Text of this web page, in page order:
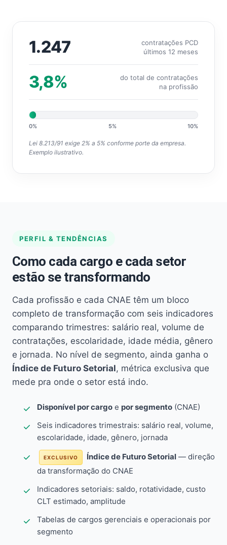
1.247
contratações PCD
últimos 12 meses
3,8%
do total de contratações
na profissão
0% 5% 10%
Lei 8.213/91 exige 2% a 5% conforme porte da empresa.
Exemplo ilustrativo.
PERFIL & TENDÊNCIAS
Como cada cargo e cada setor
estão se transformando
Cada profissão e cada CNAE têm um bloco
completo de transformação com seis indicadores
comparando trimestres: salário real, volume de
contratações, escolaridade, idade média, gênero
e jornada. No nível de segmento, ainda ganha o
Índice de Futuro Setorial, métrica exclusiva que
mede pra onde o setor está indo.
Disponível por cargo e por segmento (CNAE)
Seis indicadores trimestrais: salário real, volume,
escolaridade, idade, gênero, jornada
EXCLUSIVO Índice de Futuro Setorial — direção
da transformação do CNAE
Indicadores setoriais: saldo, rotatividade, custo
CLT estimado, amplitude
Tabelas de cargos gerenciais e operacionais por
segmento